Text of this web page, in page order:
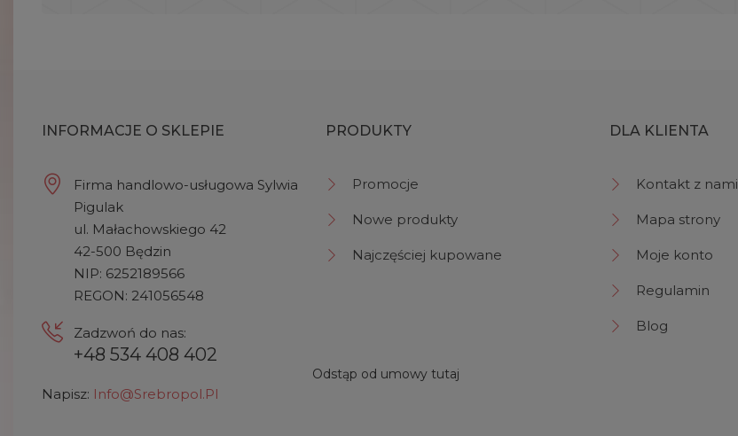
INFORMACJE O SKLEPIE
Firma handlowo-usługowa Sylwia
Pigulak
ul. Małachowskiego 42
42-500 Będzin
NIP: 6252189566
REGON: 241056548
Zadzwoń do nas:
+48 534 408 402
Napisz: Info@srebropol.pl
PRODUKTY
Promocje
Nowe produkty
Najczęściej kupowane
DLA KLIENTA
Kontakt z nami
Mapa strony
Moje konto
Regulamin
Blog
Odstąp od umowy tutaj